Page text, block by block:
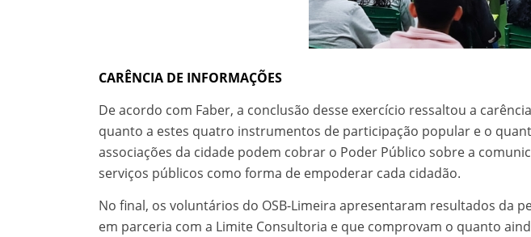
CARÊNCIA DE INFORMAÇÕES
De acordo com Faber, a conclusão desse exercício ressaltou a
quanto a estes quatro instrumentos de participação popular e o
associações da cidade podem cobrar o Poder Público sobre a
serviços públicos como forma de empoderar cada cidadão.
No final, os voluntários do OSB-Limeira apresentaram resultados da
em parceria com a Limite Consultoria e que comprovam o quanto